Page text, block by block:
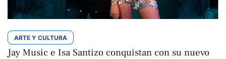
ARTE Y CULTURA
Jay Music e Isa Santizo conquistan con su nuevo